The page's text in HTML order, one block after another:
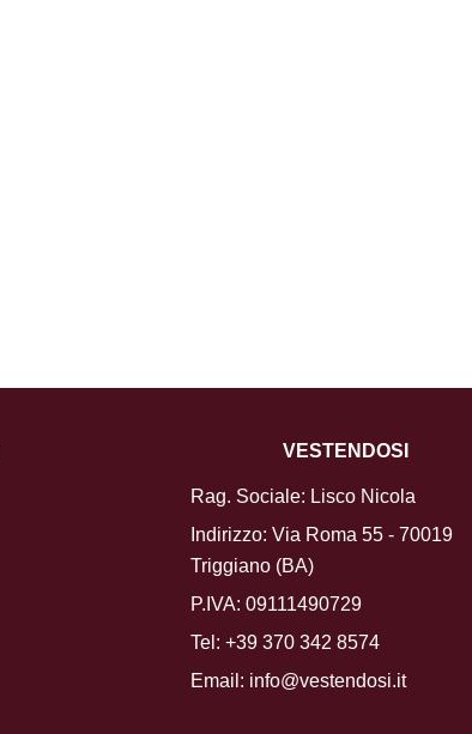
VESTENDOSI
Rag. Sociale: Lisco Nicola
Indirizzo: Via Roma 55 - 70019
Triggiano (BA)
P.IVA: 09111490729
Tel: +39 370 342 8574
Email: info@vestendosi.it